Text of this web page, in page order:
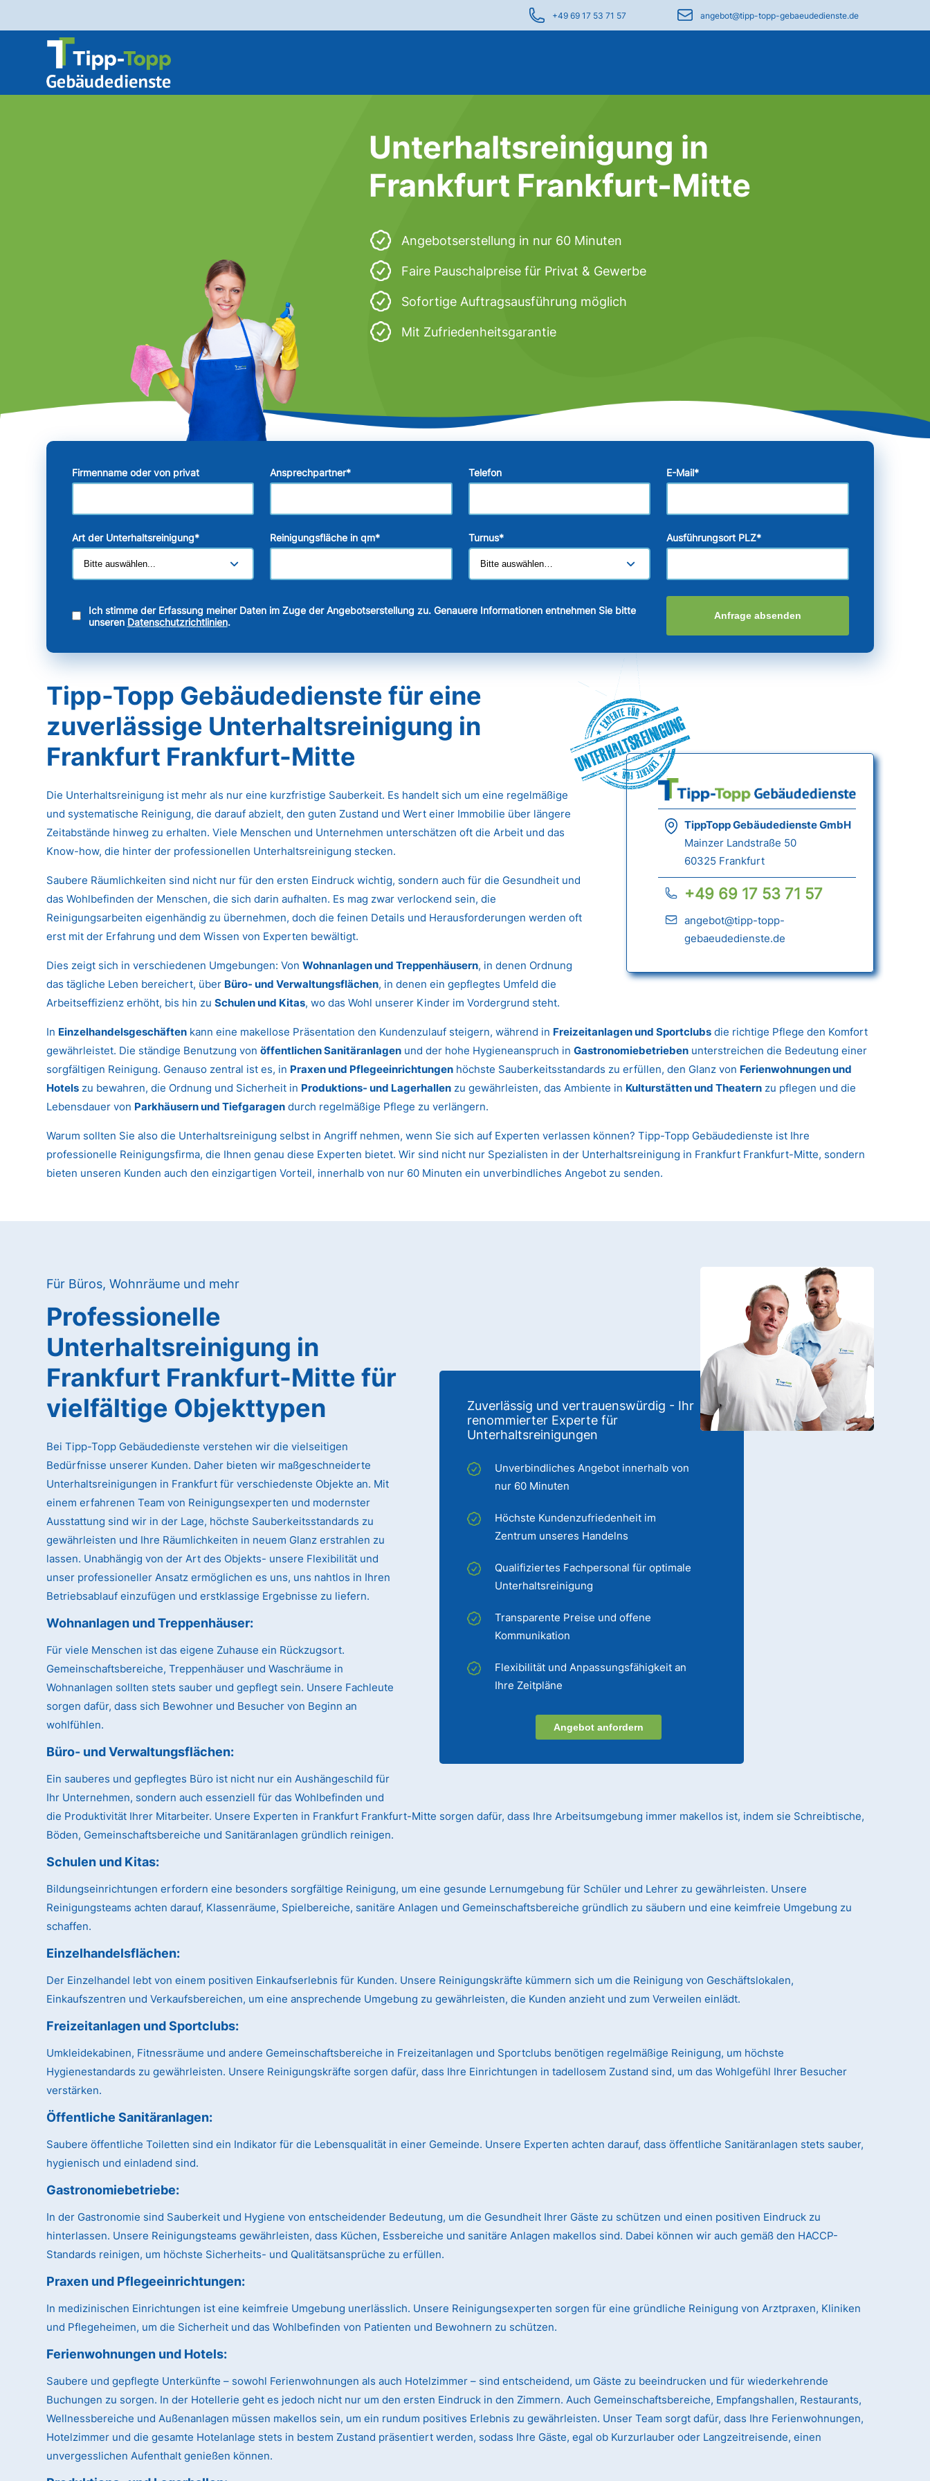
+49 69 17 53 71 57 angebot@tipp-topp-gebaeudedienste.de
Unterhaltsreinigung in
Frankfurt Frankfurt-Mitte
Angebotserstellung in nur 60 Minuten
Faire Pauschalpreise für Privat & Gewerbe
Sofortige Auftragsausführung möglich
Mit Zufriedenheitsgarantie
Firmenname oder von privat Ansprechpartner* Telefon E-Mail*
Art der Unterhaltsreinigung* Reinigungsfläche in qm* Turnus* Ausführungsort PLZ*
Ich stimme der Erfassung meiner Daten im Zuge der Angebotserstellung zu. Genauere Informationen entnehmen Sie bitte
unseren Datenschutzrichtlinien.
Anfrage absenden
Tipp-Topp Gebäudedienste für eine
zuverlässige Unterhaltsreinigung in
Frankfurt Frankfurt-Mitte
Unterhaltsreinigung
TippTopp Gebäudedienste GmbH
Mainzer Landstraße 50
60325 Frankfurt
+49 69 17 53 71 57
angebot@tipp-topp-
gebaeudedienste.de
Die Unterhaltsreinigung ist mehr als nur eine kurzfristige Sauberkeit. Es handelt sich um eine regelmäßige
und systematische Reinigung, die darauf abzielt, den guten Zustand und Wert einer Immobilie über längere
Zeitabstände hinweg zu erhalten. Viele Menschen und Unternehmen unterschätzen oft die Arbeit und das
Know-how, die hinter der professionellen Unterhaltsreinigung stecken.
Saubere Räumlichkeiten sind nicht nur für den ersten Eindruck wichtig, sondern auch für die Gesundheit und
das Wohlbefinden der Menschen, die sich darin aufhalten. Es mag zwar verlockend sein, die
Reinigungsarbeiten eigenhändig zu übernehmen, doch die feinen Details und Herausforderungen werden oft
erst mit der Erfahrung und dem Wissen von Experten bewältigt.
Dies zeigt sich in verschiedenen Umgebungen: VonWohnanlagen und Treppenhäusern, in denen Ordnung
das tägliche Leben bereichert, über Büro- und Verwaltungsflächen, in denen ein gepflegtes Umfeld die
Arbeitseffizienz erhöht, bis hin zuSchulen und Kitas, wo das Wohl unserer Kinder im Vordergrund steht.
In Einzelhandelsgeschäften kann eine makellose Präsentation den Kundenzulauf steigern, während in Freizeitanlagen und Sportclubs die richtige Pflege den Komfort
gewährleistet. Die ständige Benutzung vonöffentlichen Sanitäranlagen und der hohe Hygieneanspruch inGastronomiebetrieben unterstreichen die Bedeutung einer
sorgfältigen Reinigung. Genauso zentral ist es, in Praxen und Pflegeeinrichtungen höchste Sauberkeitsstandards zu erfüllen, den Glanz von Ferienwohnungen und
Hotels zu bewahren, die Ordnung und Sicherheit in Produktions- und Lagerhallen zu gewährleisten, das Ambiente in Kulturstätten und Theatern zu pflegen und die
Lebensdauer von Parkhäusern und Tiefgaragen durch regelmäßige Pflege zu verlängern.
Warum sollten Sie also die Unterhaltsreinigung selbst in Angriff nehmen, wenn Sie sich auf Experten verlassen können? Tipp-Topp Gebäudedienste ist Ihre
professionelle Reinigungsfirma, die Ihnen genau diese Experten bietet. Wir sind nicht nur Spezialisten in der Unterhaltsreinigung in Frankfurt Frankfurt-Mitte, sondern
bieten unseren Kunden auch den einzigartigen Vorteil, innerhalb von nur 60 Minuten ein unverbindliches Angebot zu senden.
Für Büros, Wohnräume und mehr
Zuverlässig und vertrauenswürdig - Ihr
renommierter Experte für
Unterhaltsreinigungen
Unverbindliches Angebot innerhalb von
nur 60 Minuten
Höchste Kundenzufriedenheit im
Zentrum unseres Handelns
Qualifiziertes Fachpersonal für optimale
Unterhaltsreinigung
Transparente Preise und offene
Kommunikation
Flexibilität und Anpassungsfähigkeit an
Ihre Zeitpläne
Angebot anfordern
Professionelle
Unterhaltsreinigung in
Frankfurt Frankfurt-Mittefür
vielfältige Objekttypen
Bei Tipp-Topp Gebäudedienste verstehen wir die vielseitigen
Bedürfnisse unserer Kunden. Daher bieten wir maßgeschneiderte
Unterhaltsreinigungen in Frankfurt für verschiedenste Objekte an. Mit
einem erfahrenen Team von Reinigungsexperten und modernster
Ausstattung sind wir in der Lage, höchste Sauberkeitsstandards zu
gewährleisten und Ihre Räumlichkeiten in neuem Glanz erstrahlen zu
lassen. Unabhängig von der Art des Objekts- unsere Flexibilität und
unser professioneller Ansatz ermöglichen es uns, uns nahtlos in Ihren
Betriebsablauf einzufügen und erstklassige Ergebnisse zu liefern.
Wohnanlagen und Treppenhäuser:
Für viele Menschen ist das eigene Zuhause ein Rückzugsort.
Gemeinschaftsbereiche, Treppenhäuser und Waschräume in
Wohnanlagen sollten stets sauber und gepflegt sein. Unsere Fachleute
sorgen dafür, dass sich Bewohner und Besucher von Beginn an
wohlfühlen.
Büro- und Verwaltungsflächen:
Ein sauberes und gepflegtes Büro ist nicht nur ein Aushängeschild für
Ihr Unternehmen, sondern auch essenziell für das Wohlbefinden und
die Produktivität Ihrer Mitarbeiter. Unsere Experten in Frankfurt Frankfurt-Mitte sorgen dafür, dass Ihre Arbeitsumgebung immer makellos ist, indem sie Schreibtische,
Böden, Gemeinschaftsbereiche und Sanitäranlagen gründlich reinigen.
Schulen und Kitas:
Bildungseinrichtungen erfordern eine besonders sorgfältige Reinigung, um eine gesunde Lernumgebung für Schüler und Lehrer zu gewährleisten. Unsere
Reinigungsteams achten darauf, Klassenräume, Spielbereiche, sanitäre Anlagen und Gemeinschaftsbereiche gründlich zu säubern und eine keimfreie Umgebung zu
schaffen.
Einzelhandelsflächen:
Der Einzelhandel lebt von einem positiven Einkaufserlebnis für Kunden. Unsere Reinigungskräfte kümmern sich um die Reinigung von Geschäftslokalen,
Einkaufszentren und Verkaufsbereichen, um eine ansprechende Umgebung zu gewährleisten, die Kunden anzieht und zum Verweilen einlädt.
Freizeitanlagen und Sportclubs:
Umkleidekabinen, Fitnessräume und andere Gemeinschaftsbereiche in Freizeitanlagen und Sportclubs benötigen regelmäßige Reinigung, um höchste
Hygienestandards zu gewährleisten. Unsere Reinigungskräfte sorgen dafür, dass Ihre Einrichtungen in tadellosem Zustand sind, um das Wohlgefühl Ihrer Besucher
verstärken.
Öffentliche Sanitäranlagen:
Saubere öffentliche Toiletten sind ein Indikator für die Lebensqualität in einer Gemeinde. Unsere Experten achten darauf, dass öffentliche Sanitäranlagen stets sauber,
hygienisch und einladend sind.
Gastronomiebetriebe:
In der Gastronomie sind Sauberkeit und Hygiene von entscheidender Bedeutung, um die Gesundheit Ihrer Gäste zu schützen und einen positiven Eindruck zu
hinterlassen. Unsere Reinigungsteams gewährleisten, dass Küchen, Essbereiche und sanitäre Anlagen makellos sind. Dabei können wir auch gemäß den HACCP-
Standards reinigen, um höchste Sicherheits- und Qualitätsansprüche zu erfüllen.
Praxen und Pflegeeinrichtungen:
In medizinischen Einrichtungen ist eine keimfreie Umgebung unerlässlich. Unsere Reinigungsexperten sorgen für eine gründliche Reinigung von Arztpraxen, Kliniken
und Pflegeheimen, um die Sicherheit und das Wohlbefinden von Patienten und Bewohnern zu schützen.
Ferienwohnungen und Hotels:
Saubere und gepflegte Unterkünfte – sowohl Ferienwohnungen als auch Hotelzimmer – sind entscheidend, um Gäste zu beeindrucken und für wiederkehrende
Buchungen zu sorgen. In der Hotellerie geht es jedoch nicht nur um den ersten Eindruck in den Zimmern. Auch Gemeinschaftsbereiche, Empfangshallen, Restaurants,
Wellnessbereiche und Außenanlagen müssen makellos sein, um ein rundum positives Erlebnis zu gewährleisten. Unser Team sorgt dafür, dass Ihre Ferienwohnungen,
Hotelzimmer und die gesamte Hotelanlage stets in bestem Zustand präsentiert werden, sodass Ihre Gäste, egal ob Kurzurlauber oder Langzeitreisende, einen
unvergesslichen Aufenthalt genießen können.